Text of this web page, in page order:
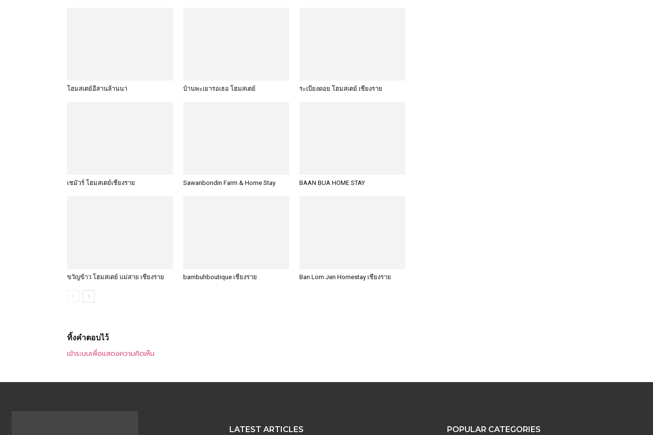
โฮมสเตย์อีสานล้านนา บ้านพะเยารอเธอ โฮมสเตย์ ระเบียงดอย โฮมสเตย์ เชียงราย
เชมัวร์ โฮมสเตย์เชียงราย Sawanbondin Farm & Home Stay BAAN BUA HOME STAY
ขวัญข้าว โฮมสเตย์ แม่สาย เชียงราย bambuhboutique เชียงราย Ban Lom Jen Homestay เชียงราย
ทิ้งคำตอบไว้
เข้าระบบเพื่อแสดงความคิดเห็น
LATEST ARTICLES POPULAR CATEGORIES